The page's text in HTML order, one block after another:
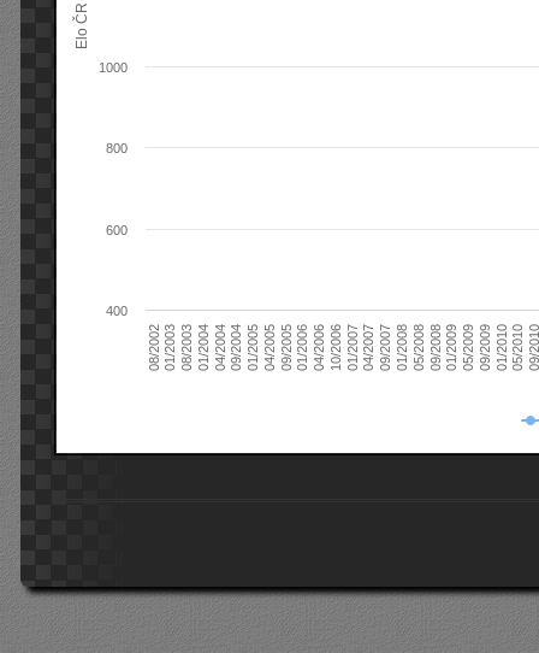
Elo ČR
08/200201/200308/200301/200404/200409/200401/200504/200509/200501/200604/200610/200601/200704/200709/200701/200805/200809/200801/200905/200909/200901/201005/201009/
400
600
800
1000